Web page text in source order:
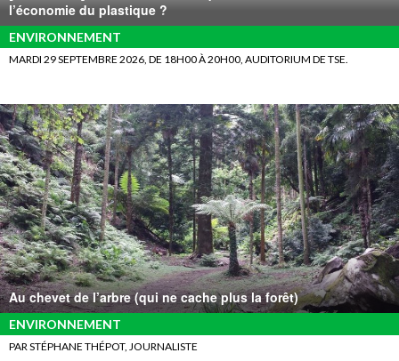
l’économie du plastique ?
ENVIRONNEMENT
MARDI 29 SEPTEMBRE 2026, DE 18H00 À 20H00, AUDITORIUM DE TSE.
Au chevet de l’arbre (qui ne cache plus la forêt)
ENVIRONNEMENT
PAR STÉPHANE THÉPOT, JOURNALISTE